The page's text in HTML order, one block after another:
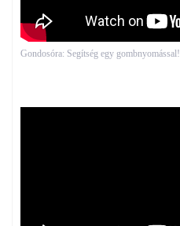
Gondosóra: Segítség egy gombnyomással!